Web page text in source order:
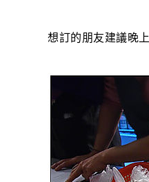
想訂的朋友建議晚